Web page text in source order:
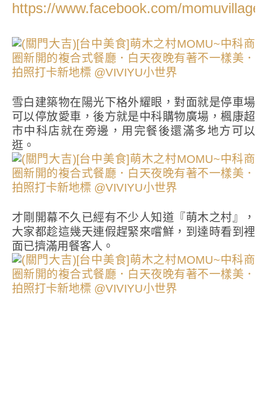
https://www.facebook.com/momuvillage/
雪白建築物在陽光下格外耀眼，對面就是停車場
可以停放愛車，後方就是中科購物廣場，楓康超
市中科店就在旁邊，用完餐後還滿多地方可以
逛。
才剛開幕不久已經有不少人知道『萌木之村』，
大家都趁這幾天連假趕緊來嚐鮮，到達時看到裡
面已擠滿用餐客人。